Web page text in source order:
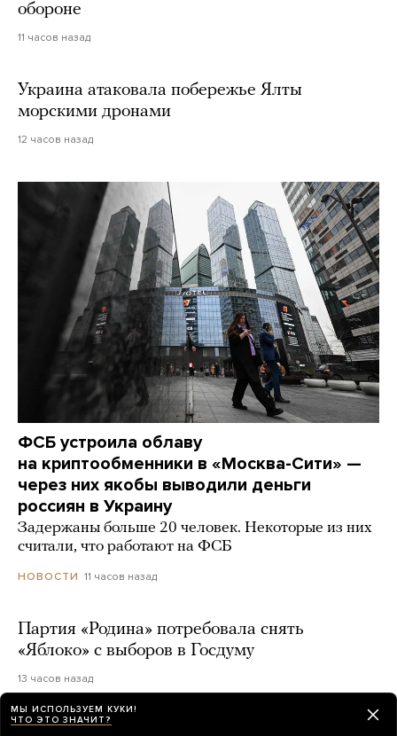
обороне
11 часов назад
Украина атаковала побережье Ялты
морскими дронами
12 часов назад
ФСБ устроила облаву
на криптообменники в «Москва-Сити» —
через них якобы выводили деньги
россиян в Украину
Задержаны больше 20 человек. Некоторые из них
считали, что работают на ФСБ
НОВОСТИ 11 часов назад
Партия «Родина» потребовала снять
«Яблоко» с выборов в Госдуму
13 часов назад
МЫ ИСПОЛЬЗУЕМ КУКИ!
ЧТО ЭТО ЗНАЧИТ?